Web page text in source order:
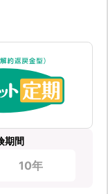
期間
10年